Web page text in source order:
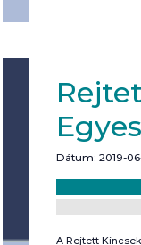
Dátum: 2019-
A Rejtett